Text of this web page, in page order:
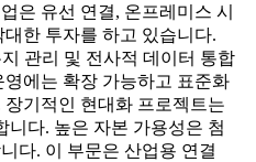
은 유선 연결, 온프레미스 시
한 투자를 하고 있습니다.
관리 및 전사적 데이터 통합
에는 확장 가능하고 표준화
기적인 현대화 프로젝트는
니다. 높은 자본 가용성은 첨
다. 이 부문은 산업용 연결